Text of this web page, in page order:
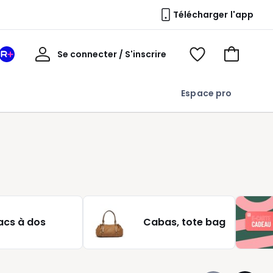
Télécharger l'app
Espace pro
Mon
Se connecter / S'inscrire
Mon
Voir
Voir
à dos Cabas, tote bag